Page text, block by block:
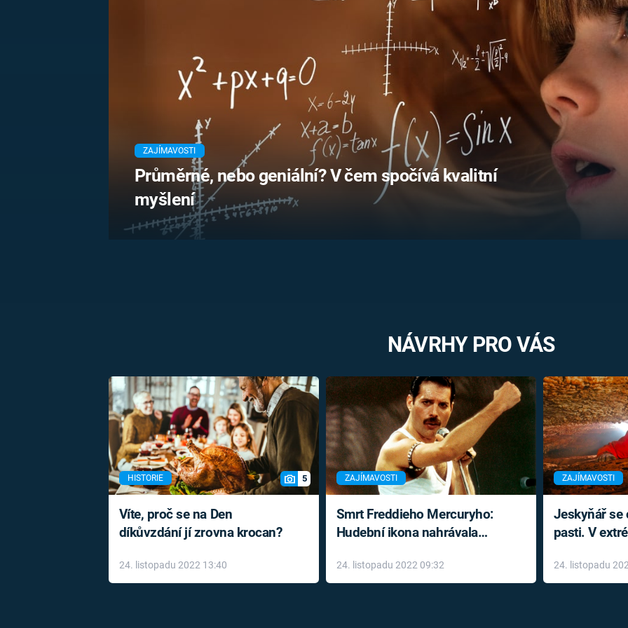
BRITSKÁ
KRÁLOVSKÁ
RODINA
UFO A
MIMOZEMŠŤANÉ
UTAJENÉ PŘÍBĚHY
ČESKÝCH DĚJIN
ALTERNATIVNÍ
HISTORIE
FILMY
REALITA
HORORY
OPTICKÉ
KLAMY
ZAJÍMAVOSTI
Průměrné, nebo geniální? V čem spočívá kvalitní
myšlení
NÁVRHY PRO VÁS
HISTORIE 5
Víte, proč se na Den
díkůvzdání jí zrovna krocan?
24. listopadu 2022 13:40
ZAJÍMAVOSTI
Smrt Freddieho Mercuryho:
Hudební ikona nahrávala
léky
24. listopadu 2022 09:32
ZAJÍMAVOSTI
Jeskyňář se
pasti. V
24. listopadu